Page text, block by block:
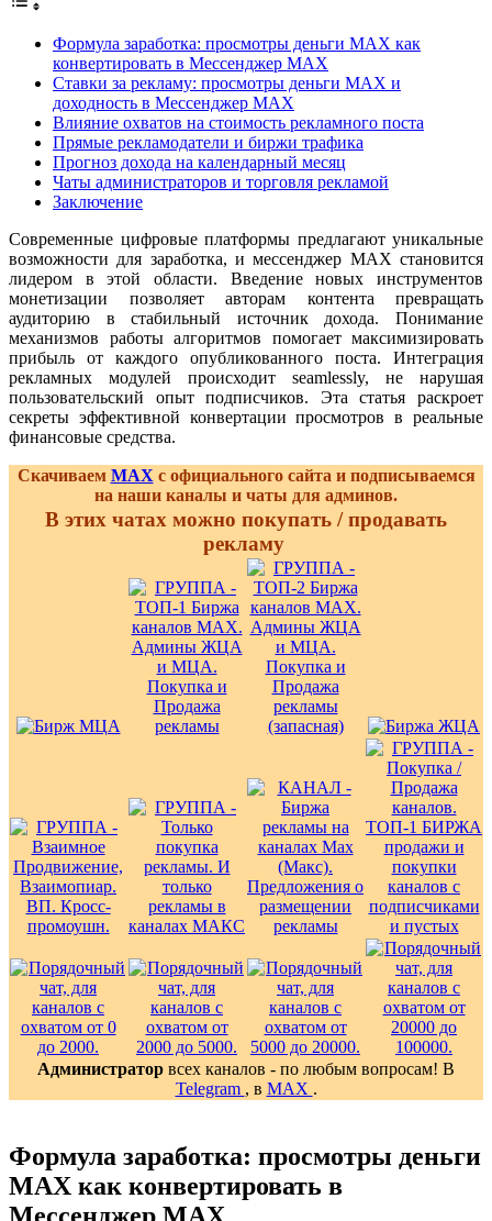
Формула заработка: просмотры деньги MAX как
конвертировать в Мессенджер MAX
Ставки за рекламу: просмотры деньги MAX и
доходность в Мессенджер MAX
Влияние охватов на стоимость рекламного поста
Прямые рекламодатели и биржи трафика
Прогноз дохода на календарный месяц
Чаты администраторов и торговля рекламой
Заключение
Современные цифровые платформы предлагают уникальные
возможности для заработка, и мессенджер MAX становится
лидером в этой области. Введение новых инструментов
монетизации позволяет авторам контента превращать
аудиторию в стабильный источник дохода. Понимание
механизмов работы алгоритмов помогает максимизировать
прибыль от каждого опубликованного поста. Интеграция
рекламных модулей происходит seamlessly, не нарушая
пользовательский опыт подписчиков. Эта статья раскроет
секреты эффективной конвертации просмотров в реальные
финансовые средства.
Скачиваем MAX с официального сайта и подписываемся
на наши каналы и чаты для админов.
В этих чатах можно покупать / продавать
рекламу
Администратор всех каналов - по любым вопросам! В
Telegram , в MAX .
Формула заработка: просмотры деньги
MAX как конвертировать в
Мессенджер MAX